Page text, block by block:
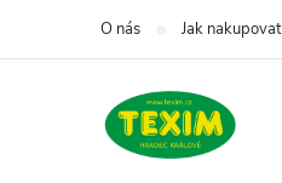
O nás Jak nakupovat